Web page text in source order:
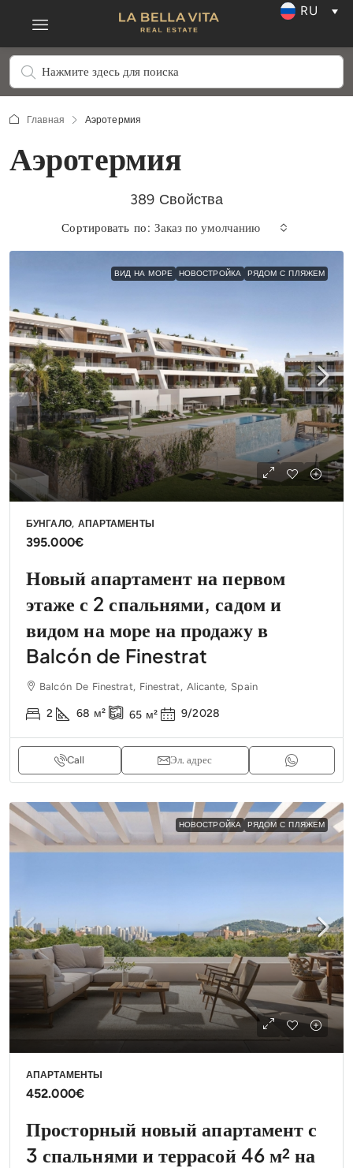
RU
Главная Аэротермия
Аэротермия
389 Свойства
Сортировать по: Заказ по умолчанию
ВИД НА МОРЕ НОВОСТРОЙКА РЯДОМ С ПЛЯЖЕМ
БУНГАЛО, АПАРТАМЕНТЫ
395.000€
Новый апартамент на первом
этаже с 2 спальнями, садом и
видом на море на продажу в
Balcón de Finestrat
Balcón De Finestrat, Finestrat, Alicante, Spain
2 68 м² 65 м² 9/2028
Call Эл. адрес
НОВОСТРОЙКА РЯДОМ С ПЛЯЖЕМ
АПАРТАМЕНТЫ
452.000€
Просторный новый апартамент с
3 спальнями и террасой 46 м² на